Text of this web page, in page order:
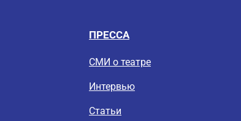
ПРЕССА
СМИ о театре
Интервью
Статьи